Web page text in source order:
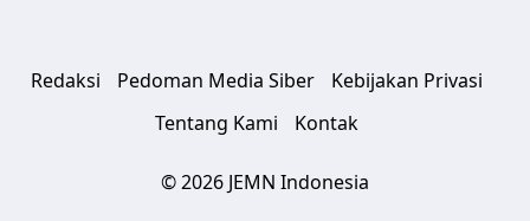
Redaksi Pedoman Media Siber
Kebijakan Privasi
Tentang Kami
Kontak
© 2026 JEMN Indonesia